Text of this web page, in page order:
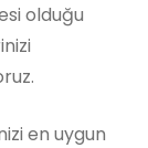
olduğu
en uygun